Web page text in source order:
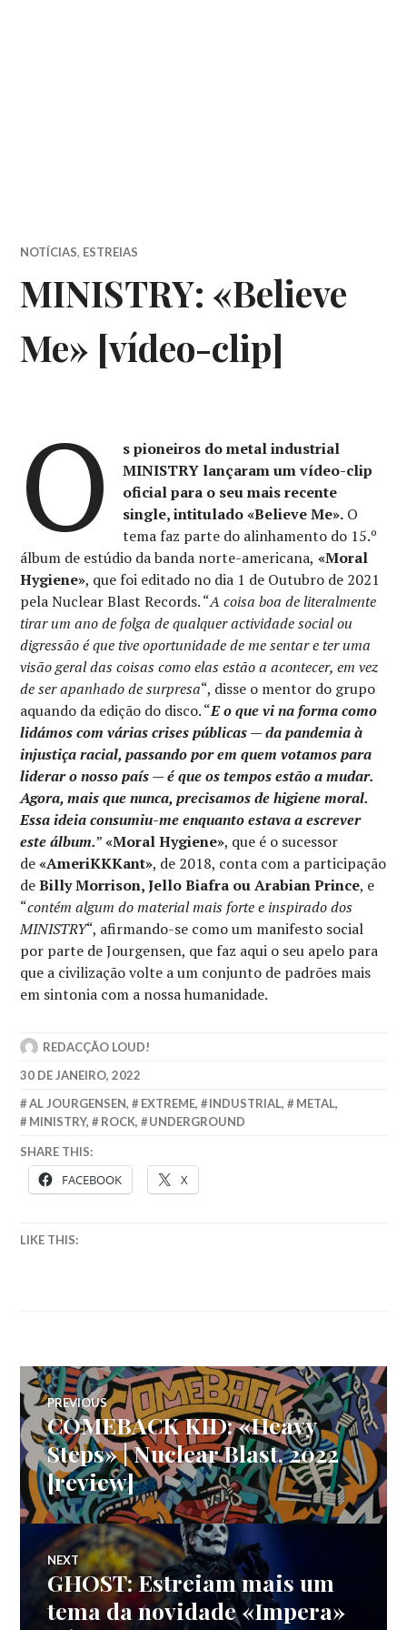
NOTÍCIAS, ESTREIAS
MINISTRY: «Believe
Me» [vídeo-clip]
O
s pioneiros do metal industrial
MINISTRY lançaram um vídeo-clip
oficial para o seu mais recente
single, intitulado «Believe Me».O
tema faz parte do alinhamento do 15.º
álbum de estúdio da banda norte-americana, «Moral
Hygiene», que foi editado no dia 1 de Outubro de 2021
pela Nuclear Blast Records. “A coisa boa de literalmente
tirar um ano de folga de qualquer actividade social ou
digressão é que tive oportunidade de me sentar e ter uma
visão geral das coisas como elas estão a acontecer, em vez
de ser apanhado de surpresa“, disse o mentor do grupo
aquando da edição do disco. “E o que vi na forma como
lidámos com várias crises públicas — da pandemia à
injustiça racial, passando por em quem votamos para
liderar o nosso país — é que os tempos estão a mudar.
Agora, mais que nunca, precisamos de higiene moral.
Essa ideia consumiu-me enquanto estava a escrever
este álbum.”«Moral Hygiene», que é o sucessor
de«AmeriKKKant», de 2018, conta com a participação
deBilly Morrison, Jello Biafra ou Arabian Prince, e
“contém algum do material mais forte e inspirado dos
MINISTRY“, afirmando-se como um manifesto social
por parte de Jourgensen, que faz aqui o seu apelo para
que a civilização volte a um conjunto de padrões mais
em sintonia com a nossa humanidade.
REDACÇÃO LOUD!
30 DE JANEIRO, 2022
AL JOURGENSEN, EXTREME, INDUSTRIAL, METAL,
MINISTRY, ROCK, UNDERGROUND
SHARE THIS:
FACEBOOK X
LIKE THIS:
Navegação
de
artigos
PREVIOUS
Previous
post:
COMEBACK KID: «Heavy
Steps» | Nuclear Blast, 2022
[review]
NEXT
Next
post:
GHOST: Estreiam mais um
tema da novidade «Impera»